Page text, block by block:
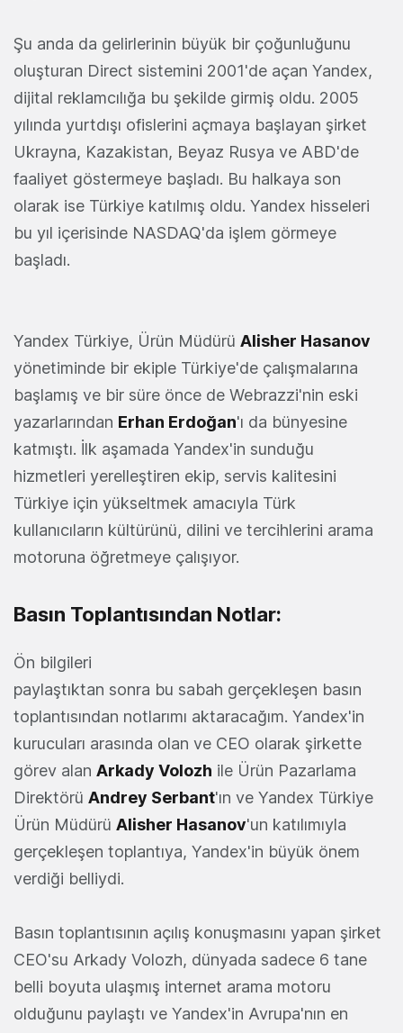
Şu anda da gelirlerinin büyük bir çoğunluğunu
oluşturan Direct sistemini 2001'de açan Yandex,
dijital reklamcılığa bu şekilde girmiş oldu. 2005
yılında yurtdışı ofislerini açmaya başlayan şirket
Ukrayna, Kazakistan, Beyaz Rusya ve ABD'de
faaliyet göstermeye başladı. Bu halkaya son
olarak ise Türkiye katılmış oldu. Yandex hisseleri
bu yıl içerisinde NASDAQ'da işlem görmeye
başladı.
Yandex Türkiye, Ürün Müdürü Alisher Hasanov
yönetiminde bir ekiple Türkiye'de çalışmalarına
başlamış ve bir süre önce de Webrazzi'nin eski
yazarlarından Erhan Erdoğan'ı da bünyesine
katmıştı. İlk aşamada Yandex'in sunduğu
hizmetleri yerelleştiren ekip, servis kalitesini
Türkiye için yükseltmek amacıyla Türk
kullanıcıların kültürünü, dilini ve tercihlerini arama
motoruna öğretmeye çalışıyor.
Basın Toplantısından Notlar:
Ön bilgileri
paylaştıktan sonra bu sabah gerçekleşen basın
toplantısından notlarımı aktaracağım. Yandex'in
kurucuları arasında olan ve CEO olarak şirkette
görev alan Arkady Volozh ile Ürün Pazarlama
Direktörü Andrey Serbant'ın ve Yandex Türkiye
Ürün Müdürü Alisher Hasanov'un katılımıyla
gerçekleşen toplantıya, Yandex'in büyük önem
verdiği belliydi.
Basın toplantısının açılış konuşmasını yapan şirket
CEO'su Arkady Volozh, dünyada sadece 6 tane
belli boyuta ulaşmış internet arama motoru
olduğunu paylaştı ve Yandex'in Avrupa'nın en